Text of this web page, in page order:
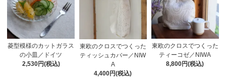
菱型模様のカットガラス
の小皿／ドイツ
2,530円(税込)
東欧のクロスでつくった
ティッシュカバー／NIW
A
4,400円(税込)
東欧のクロスでつくった
ティーコゼ／NIWA
8,800円(税込)